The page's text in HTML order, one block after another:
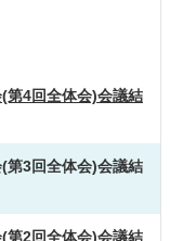
第4回全体会)会議結
第3回全体会)会議結
第2回全体会)会議結